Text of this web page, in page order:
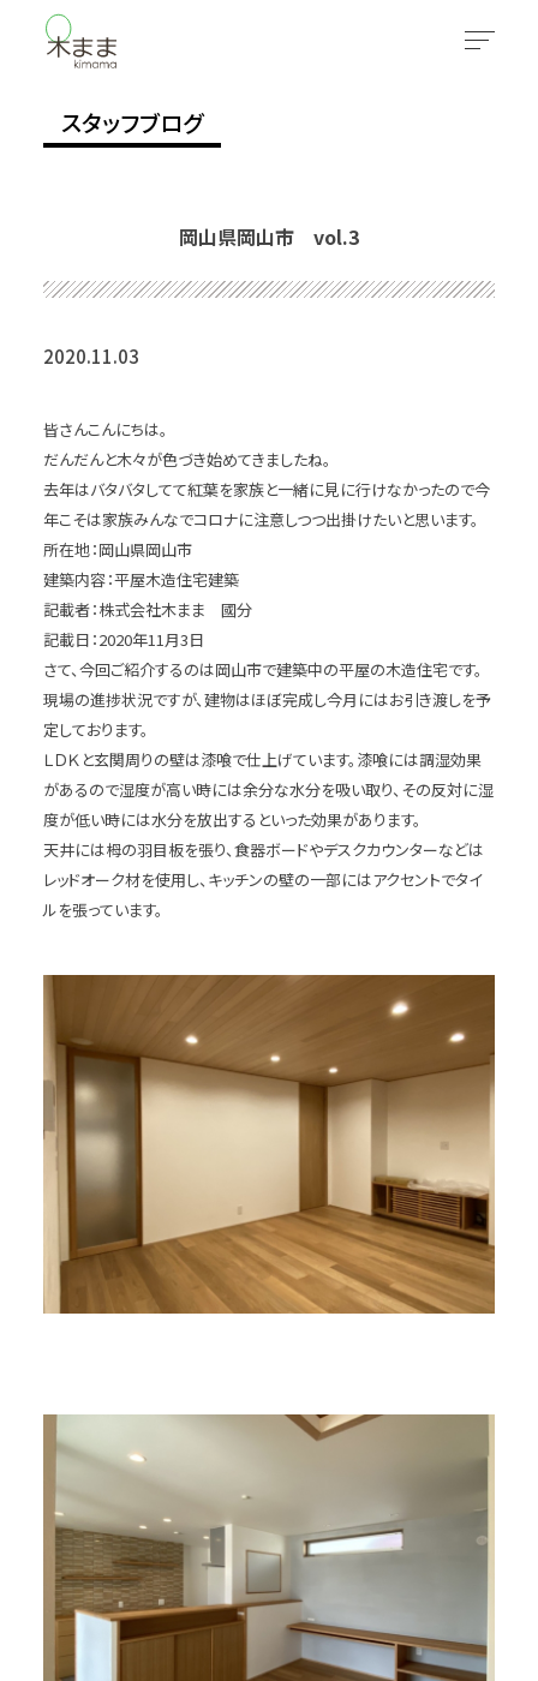
スタッフブログ
岡山県岡山市 vol.3
2020.11.03
皆さんこんにちは。
だんだんと木々が色づき始めてきましたね。
去年はバタバタしてて紅葉を家族と一緒に見に行けなかったので今
年こそは家族みんなでコロナに注意しつつ出掛けたいと思います。
所在地：岡山県岡山市
建築内容：平屋木造住宅建築
記載者：株式会社木まま 國分
記載日：2020年11月3日
さて、今回ご紹介するのは岡山市で建築中の平屋の木造住宅です。
現場の進捗状況ですが、建物はほぼ完成し今月にはお引き渡しを予
定しております。
ＬＤＫと玄関周りの壁は漆喰で仕上げています。漆喰には調湿効果
があるので湿度が高い時には余分な水分を吸い取り、その反対に湿
度が低い時には水分を放出するといった効果があります。
天井には栂の羽目板を張り、食器ボードやデスクカウンターなどは
レッドオーク材を使用し、キッチンの壁の一部にはアクセントでタイ
ルを張っています。